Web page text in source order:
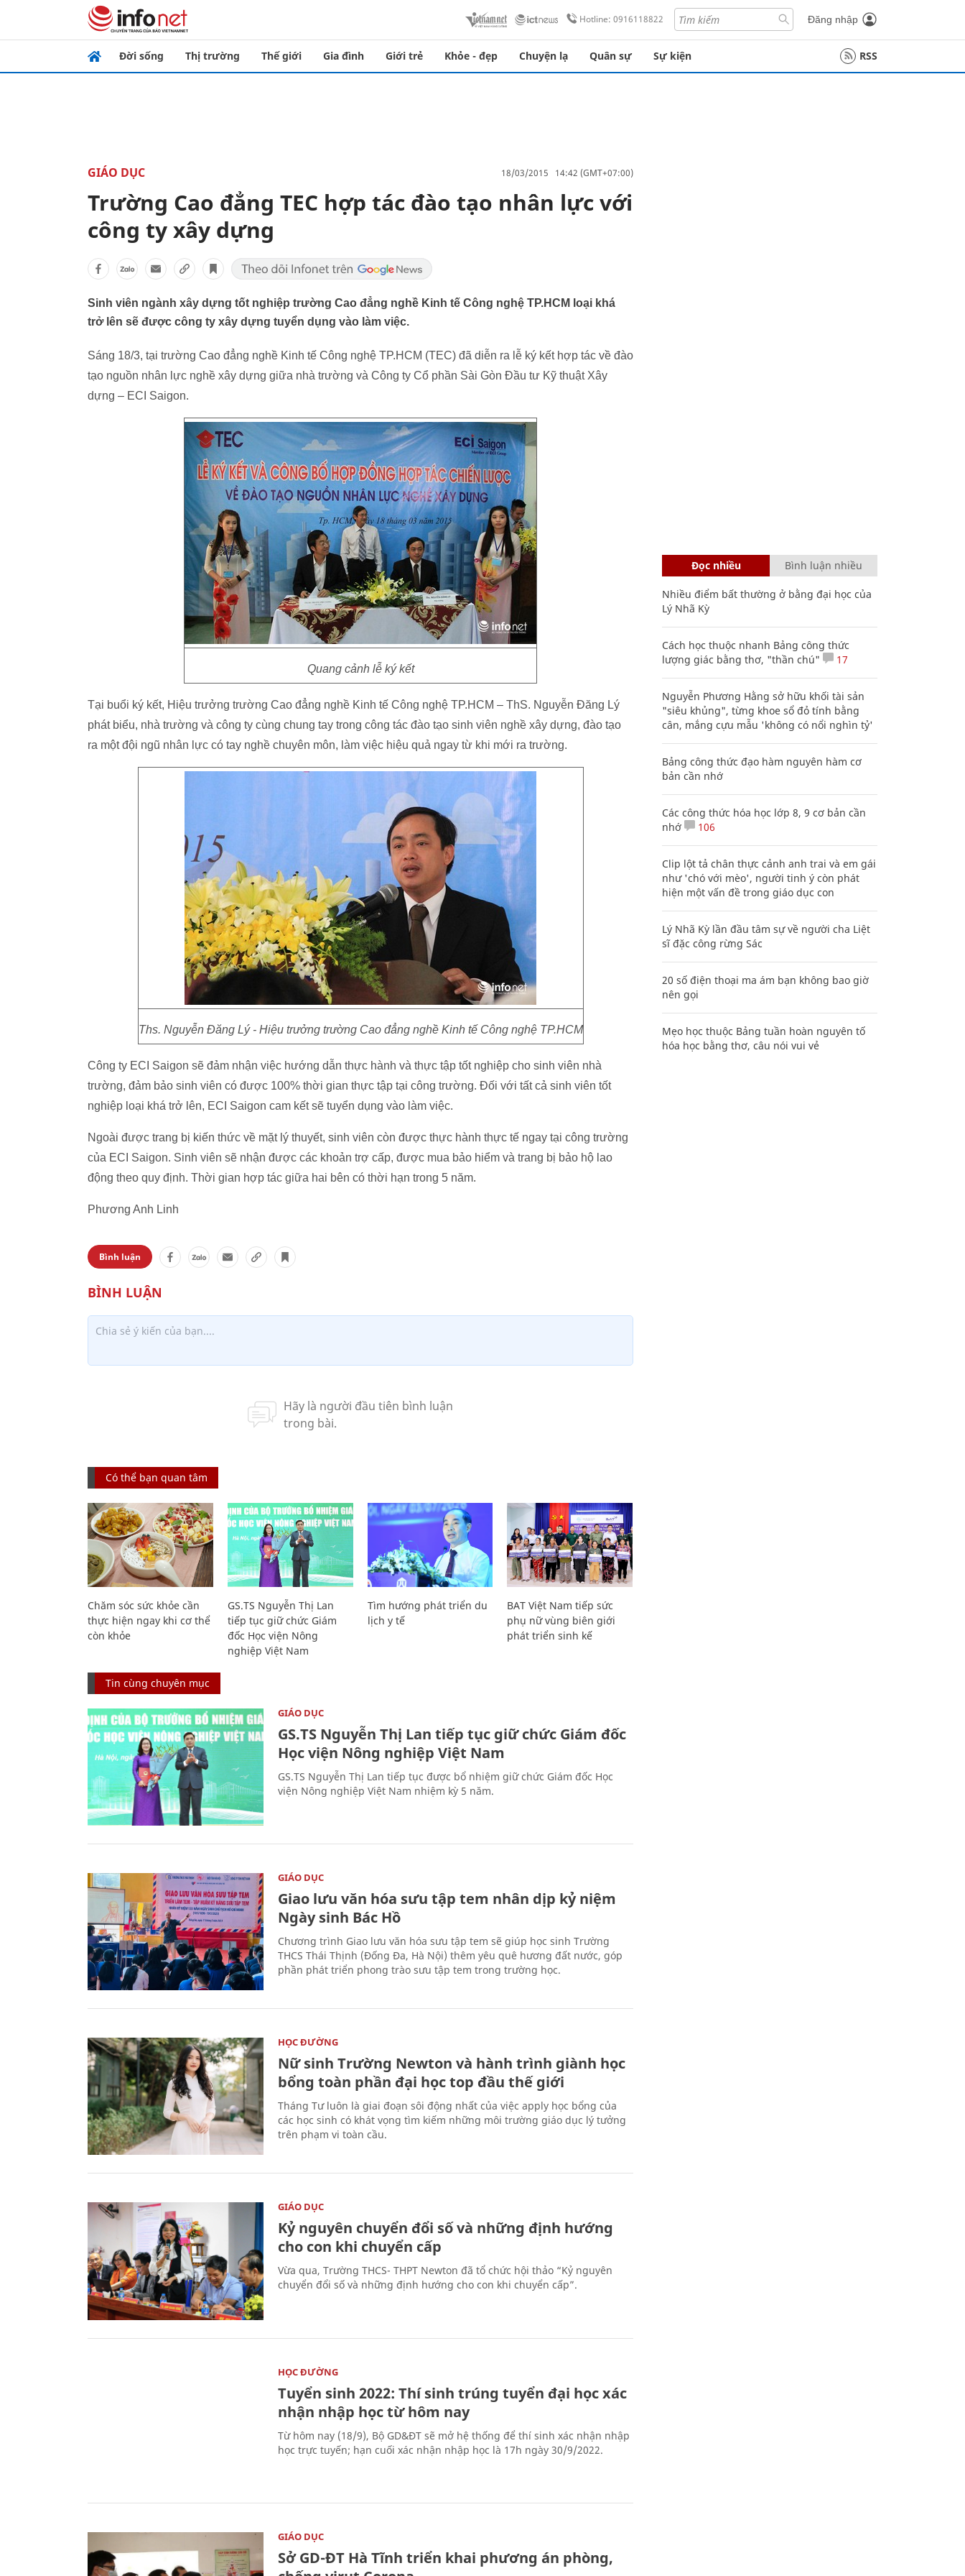
Hotline: 0916118822 Đăng nhập
Đời sống Thị trường Thế giới Gia đình Giới trẻ Khỏe - đẹp Chuyện lạ Quân sự Sự kiện RSS
GIÁO DỤC 18/03/2015 14:42 (GMT+07:00)
Trường Cao đẳng TEC hợp tác đào tạo nhân lực với
công ty xây dựng
Sinh viên ngành xây dựng tốt nghiệp trường Cao đẳng nghề Kinh tế Công nghệ TP.HCM loại khá
trở lên sẽ được công ty xây dựng tuyển dụng vào làm việc.
Sáng 18/3, tại trường Cao đẳng nghề Kinh tế Công nghệ TP.HCM (TEC) đã diễn ra lễ ký kết hợp tác về đào
tạo nguồn nhân lực nghề xây dựng giữa nhà trường và Công ty Cổ phần Sài Gòn Đầu tư Kỹ thuật Xây
dựng – ECI Saigon.
Quang cảnh lễ ký kết
Tại buổi ký kết, Hiệu trưởng trường Cao đẳng nghề Kinh tế Công nghệ TP.HCM – ThS. Nguyễn Đăng Lý
phát biểu, nhà trường và công ty cùng chung tay trong công tác đào tạo sinh viên nghề xây dựng, đào tạo
ra một đội ngũ nhân lực có tay nghề chuyên môn, làm việc hiệu quả ngay từ khi mới ra trường.
Ths. Nguyễn Đăng Lý - Hiệu trưởng trường Cao đẳng nghề Kinh tế Công nghệ TP.HCM
Công ty ECI Saigon sẽ đảm nhận việc hướng dẫn thực hành và thực tập tốt nghiệp cho sinh viên nhà
trường, đảm bảo sinh viên có được 100% thời gian thực tập tại công trường. Đối với tất cả sinh viên tốt
nghiệp loại khá trở lên, ECI Saigon cam kết sẽ tuyển dụng vào làm việc.
Ngoài được trang bị kiến thức về mặt lý thuyết, sinh viên còn được thực hành thực tế ngay tại công trường
của ECI Saigon. Sinh viên sẽ nhận được các khoản trợ cấp, được mua bảo hiểm và trang bị bảo hộ lao
động theo quy định. Thời gian hợp tác giữa hai bên có thời hạn trong 5 năm.
Phương Anh Linh
Bình luận
Có thể bạn quan tâm
Chăm sóc sức khỏe cần
thực hiện ngay khi cơ thể
còn khỏe
GS.TS Nguyễn Thị Lan
tiếp tục giữ chức Giám
đốc Học viện Nông
nghiệp Việt Nam
Tìm hướng phát triển du
lịch y tế
BAT Việt Nam tiếp sức
phụ nữ vùng biên giới
phát triển sinh kế
Tin cùng chuyên mục
GIÁO DỤC
GS.TS Nguyễn Thị Lan tiếp tục giữ chức Giám đốc
Học viện Nông nghiệp Việt Nam
GS.TS Nguyễn Thị Lan tiếp tục được bổ nhiệm giữ chức Giám đốc Học
viện Nông nghiệp Việt Nam nhiệm kỳ 5 năm.
GIÁO DỤC
Giao lưu văn hóa sưu tập tem nhân dịp kỷ niệm
Ngày sinh Bác Hồ
Chương trình Giao lưu văn hóa sưu tập tem sẽ giúp học sinh Trường
THCS Thái Thịnh (Đống Đa, Hà Nội) thêm yêu quê hương đất nước, góp
phần phát triển phong trào sưu tập tem trong trường học.
HỌC ĐƯỜNG
Nữ sinh Trường Newton và hành trình giành học
bổng toàn phần đại học top đầu thế giới
Tháng Tư luôn là giai đoạn sôi động nhất của việc apply học bổng của
các học sinh có khát vọng tìm kiếm những môi trường giáo dục lý tưởng
trên phạm vi toàn cầu.
GIÁO DỤC
Kỷ nguyên chuyển đổi số và những định hướng
cho con khi chuyển cấp
Vừa qua, Trường THCS- THPT Newton đã tổ chức hội thảo “Kỷ nguyên
chuyển đổi số và những định hướng cho con khi chuyển cấp”.
HỌC ĐƯỜNG
Tuyển sinh 2022: Thí sinh trúng tuyển đại học xác
nhận nhập học từ hôm nay
Từ hôm nay (18/9), Bộ GD&ĐT sẽ mở hệ thống để thí sinh xác nhận nhập
học trực tuyến; hạn cuối xác nhận nhập học là 17h ngày 30/9/2022.
GIÁO DỤC
Sở GD-ĐT Hà Tĩnh triển khai phương án phòng,
Đọc nhiều Bình luận nhiều
Nhiều điểm bất thường ở bằng đại học của
Lý Nhã Kỳ
Cách học thuộc nhanh Bảng công thức
lượng giác bằng thơ, "thần chú"
17
Nguyễn Phương Hằng sở hữu khối tài sản
"siêu khủng", từng khoe sổ đỏ tính bằng
cân, mắng cựu mẫu 'không có nổi nghìn tỷ'
Bảng công thức đạo hàm nguyên hàm cơ
bản cần nhớ
Các công thức hóa học lớp 8, 9 cơ bản cần
nhớ
106
Clip lột tả chân thực cảnh anh trai và em gái
như 'chó với mèo', người tinh ý còn phát
hiện một vấn đề trong giáo dục con
Lý Nhã Kỳ lần đầu tâm sự về người cha Liệt
sĩ đặc công rừng Sác
20 số điện thoại ma ám bạn không bao giờ
nên gọi
Mẹo học thuộc Bảng tuần hoàn nguyên tố
hóa học bằng thơ, câu nói vui vẻ